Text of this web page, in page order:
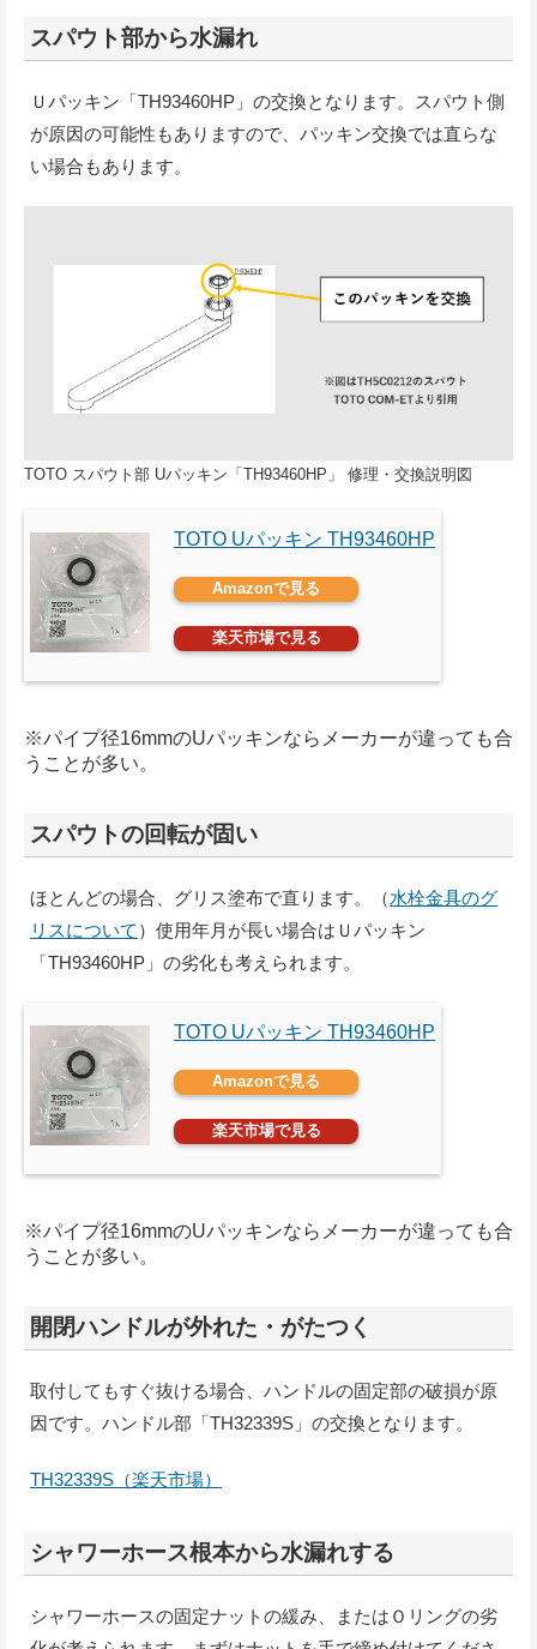
スパウト部から水漏れ
Ｕパッキン「TH93460HP」の交換となります。スパウト側
が原因の可能性もありますので、パッキン交換では直らな
い場合もあります。
TOTO スパウト部 Uパッキン「TH93460HP」 修理・交換説明図
TOTO Uパッキン TH93460HP
Amazonで見る
楽天市場で見る
※パイプ径16mmのUパッキンならメーカーが違っても合
うことが多い。
スパウトの回転が固い
ほとんどの場合、グリス塗布で直ります。（水栓金具のグ
リスについて ）使用年月が長い場合はＵパッキン
「TH93460HP」の劣化も考えられます。
TOTO Uパッキン TH93460HP
Amazonで見る
楽天市場で見る
※パイプ径16mmのUパッキンならメーカーが違っても合
うことが多い。
開閉ハンドルが外れた・がたつく
取付してもすぐ抜ける場合、ハンドルの固定部の破損が原
因です。ハンドル部「TH32339S」の交換となります。
TH32339S（楽天市場）
シャワーホース根本から水漏れする
シャワーホースの固定ナットの緩み、またはＯリングの劣